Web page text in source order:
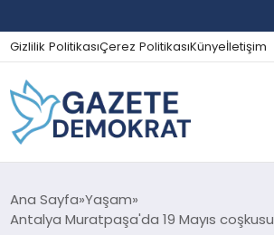
Gizlilik PolitikasıÇerez PolitikasıKünyeİletişim
GÜNDEM
Ana Sayfa Yaşam
Antalya Muratpaşa'da 19 Mayıs coşkusu